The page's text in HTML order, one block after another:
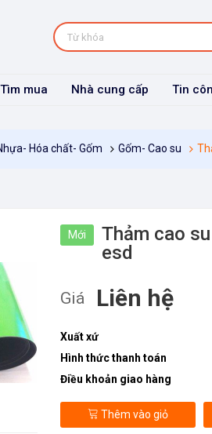
Tìm mua Nhà cung cấp Tin
Hóa chất- Gốm Gốm- Cao su
Mới
Thảm cao
esd
Giá Liên hệ
Xuất xứ
Hình thức thanh toán
Điều khoản giao hàng
Thêm vào giỏ